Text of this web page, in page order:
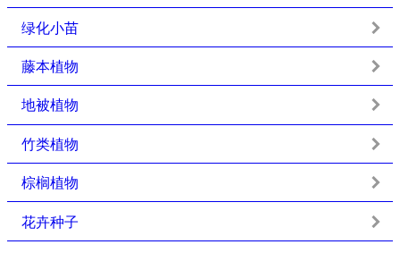
绿化小苗
藤本植物
地被植物
竹类植物
棕榈植物
花卉种子